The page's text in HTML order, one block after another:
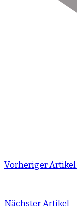
Vorheriger Artikel
Nächster Artikel